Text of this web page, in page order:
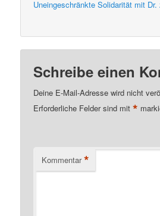
Uneingeschränkte Solidarität mit Dr.
Schreibe einen
Deine E-Mail-Adresse wird nicht
Erforderliche Felder sind mit*
Kommentar *